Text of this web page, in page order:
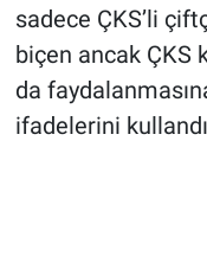
sadece ÇKS’li
biçen ancak ÇKS
da
ifadelerini